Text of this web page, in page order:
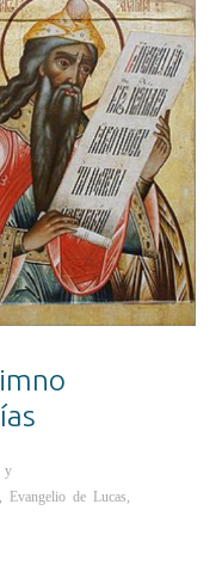
y
Evangelio de Lucas